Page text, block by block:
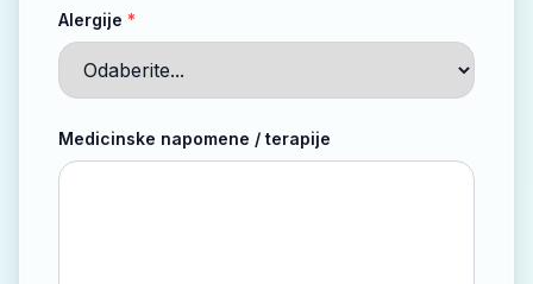
Alergije *
Medicinske napomene / terapije